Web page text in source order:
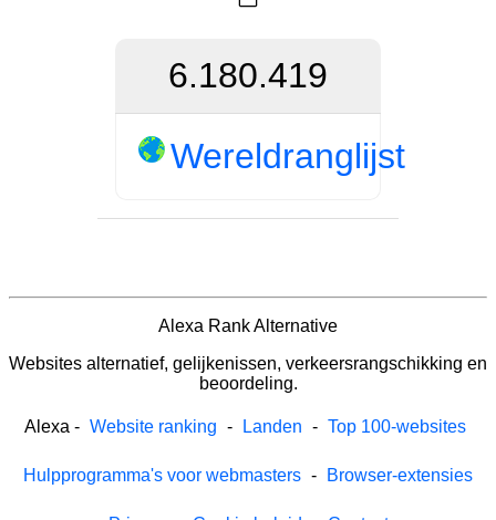
6.180.419
Wereldranglijst
Alexa Rank Alternative
Websites alternatief, gelijkenissen, verkeersrangschikking en
beoordeling.
Alexa - Website ranking - Landen - Top 100-websites
Hulpprogramma's voor webmasters - Browser-extensies